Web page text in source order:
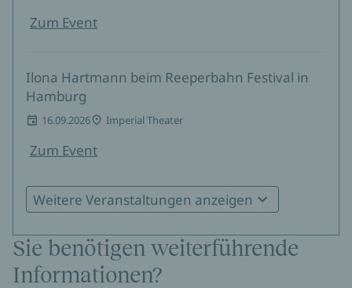
Zum Event
Ilona Hartmann beim Reeperbahn Festival in
Hamburg
16.09.2026 Imperial Theater
Zum Event
Ilona Hartmann in Köln
Zum Event
Weitere Veranstaltungen anzeigen
Sie benötigen weiterführende
Informationen?